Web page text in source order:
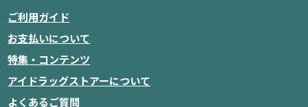
ご利用ガイド
お支払いについて
特集・コンテンツ
アイドラッグストアーについて
よくあるご質問